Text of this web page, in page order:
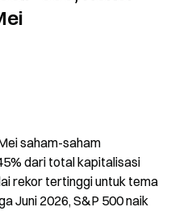
saham-saham
dari total kapitalisasi
rekor tertinggi untuk tema
Juni 2026, S&P 500 naik